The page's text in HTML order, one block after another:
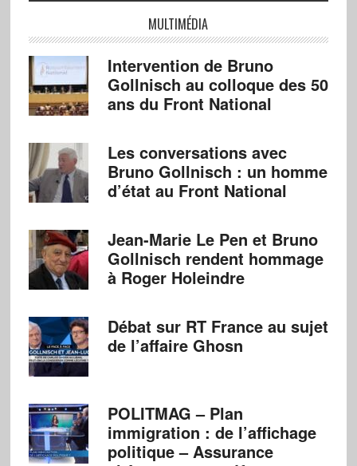
MULTIMÉDIA
Intervention de Bruno
Gollnisch au colloque des 50
ans du Front National
Les conversations avec
Bruno Gollnisch : un homme
d’état au Front National
Jean-Marie Le Pen et Bruno
Gollnisch rendent hommage
à Roger Holeindre
Débat sur RT France au sujet
de l’affaire Ghosn
POLITMAG – Plan
immigration : de l’affichage
politique – Assurance